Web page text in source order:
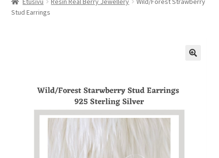
Tuotteet
Stud Earrings